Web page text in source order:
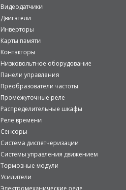
Видеодатчики
Двигатели
Инверторы
Карты памяти
Контакторы
Низковольтное оборудование
Панели управления
Преобразователи частоты
Промежуточные реле
Распределительные шкафы
Реле времени
Сенсоры
Система диспетчеризации
Системы управления движением
Тормозные модули
Усилители
Электромеханические реле